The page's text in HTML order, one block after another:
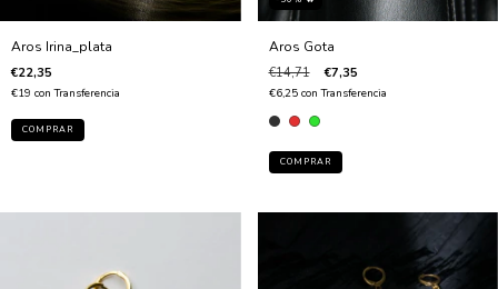
Aros Irina_plata
€22,35
€19 con Transferencia
Aros Gota
€14,71 €7,35
€6,25 con Transferencia
COMPRAR